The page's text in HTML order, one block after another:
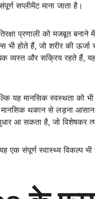
सप्लीमेंट माना जाता है।
प्रणाली को मजबूत
होते हैं, जो शरीर की
व्यस्त और सक्रिय रहते हैं,
यह मानसिक स्वस्थता को
थकान से लड़ना आसान
सकता है, जो विशेषकर
संपूर्ण स्वास्थ्य विकल्प